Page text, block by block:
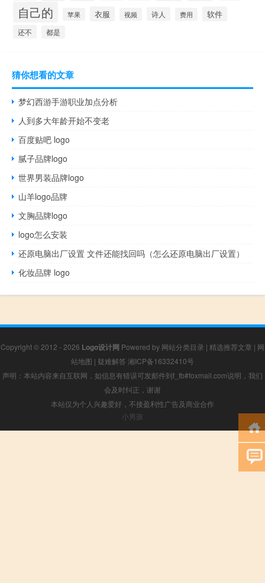
自己的 苹果 衣服 视频 诗人 费用 软件
还不 都是
猜你想看的文章
梦幻西游手游职业加点分析
人到多大年龄开始不变老
百度贴吧 logo
腻子品牌logo
世界男装品牌logo
山羊logo品牌
文胸品牌logo
logo怎么安装
还原电脑出厂设置 文件还能找回吗（怎么还原电脑出厂设置）
化妆品牌 logo
Copyright © 2012 - 2026 Logo设计网 Powered by 网站分类目录 | 精选推荐文章 | 网
站地图 | 疑难解答 湘ICP备16332410号
声明：本站内容来自互联网，如信息有错误可发邮件到f_fb#foxmail.com说明，我们
会及时纠正，谢谢
本站仅为个人兴趣爱好，不接盈利性广告及商业合作
小男孩